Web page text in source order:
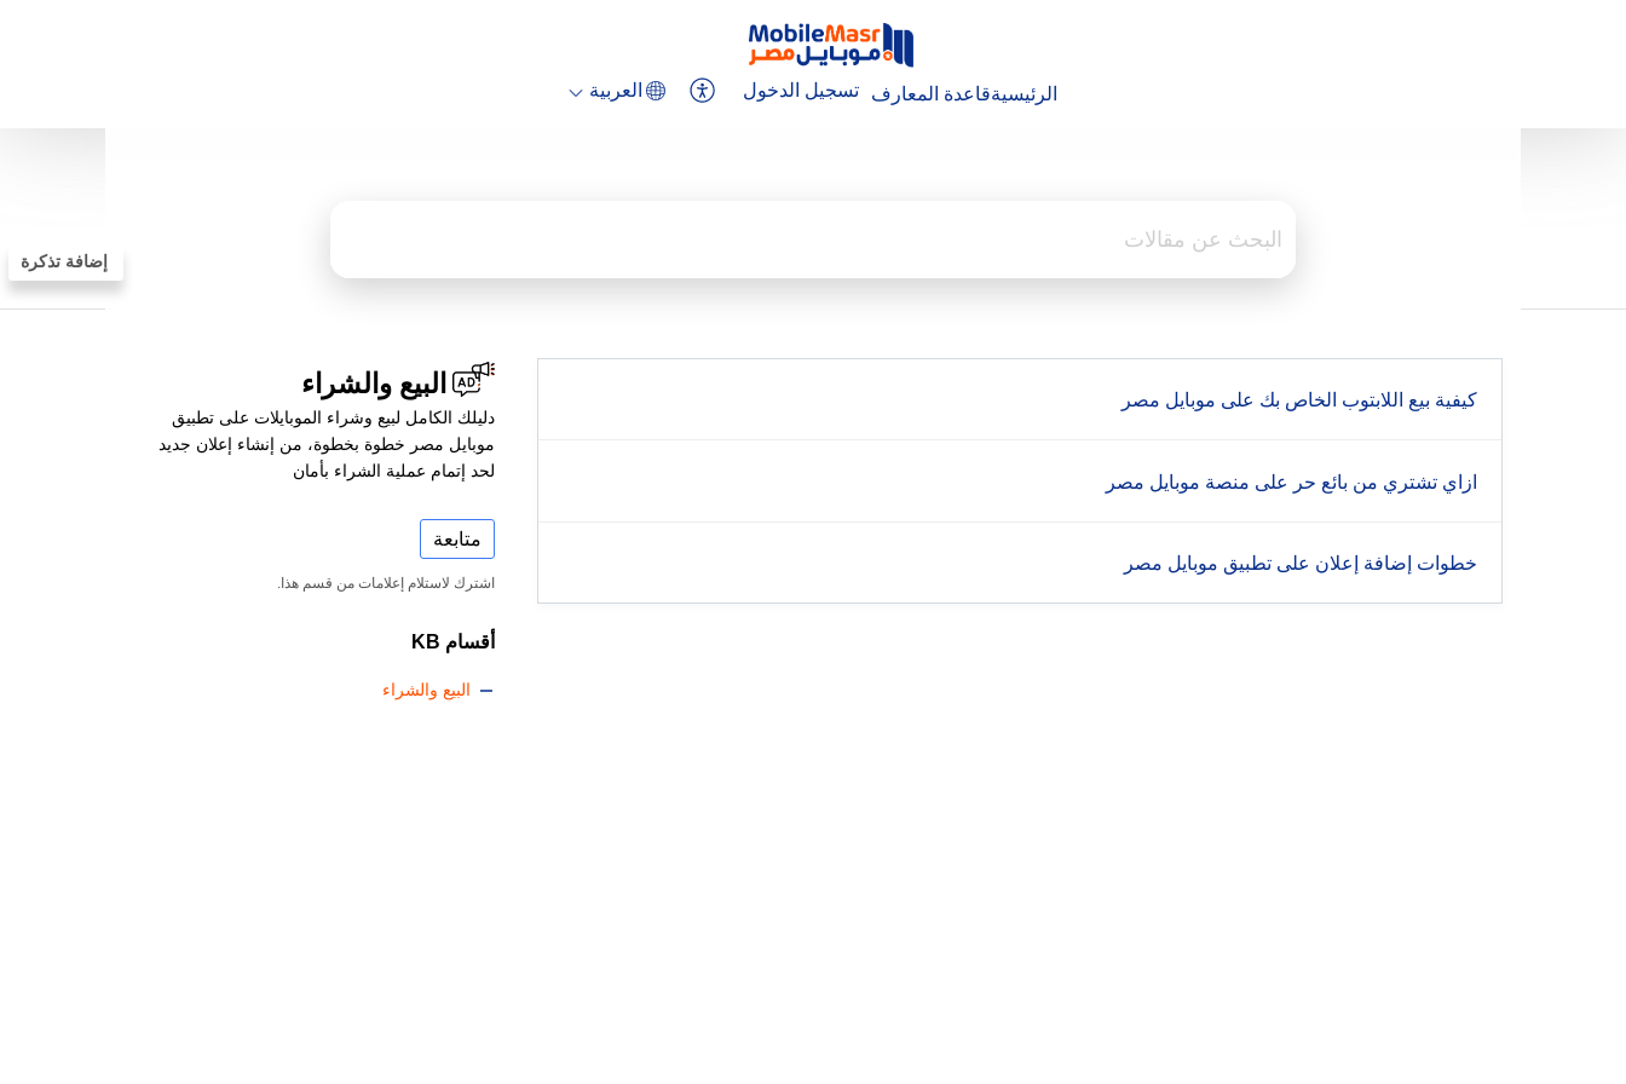
الرئيسيةقاعدة المعارف تسجيل الدخول العربية
إضافة تذكرة
كيفية بيع اللابتوب الخاص بك على موبايل مصر
ازاي تشتري من بائع حر على منصة موبايل مصر
خطوات إضافة إعلان على تطبيق موبايل مصر
البيع والشراء
دليلك الكامل لبيع وشراء الموبايلات على تطبيق
موبايل مصر خطوة بخطوة، من إنشاء إعلان جديد
لحد إتمام عملية الشراء بأمان
متابعة
اشترك لاستلام إعلامات من قسم هذا.
أقسام KB
البيع والشراء